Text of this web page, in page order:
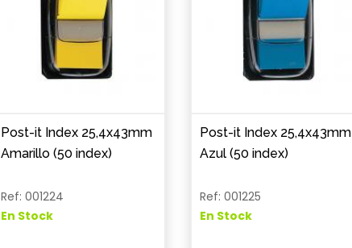
Post-it Index 25,4x43mm
Amarillo (50 index)
Ref: 001224
En Stock
Post-it Index 25,4x43mm
Azul (50 index)
Ref: 001225
En Stock